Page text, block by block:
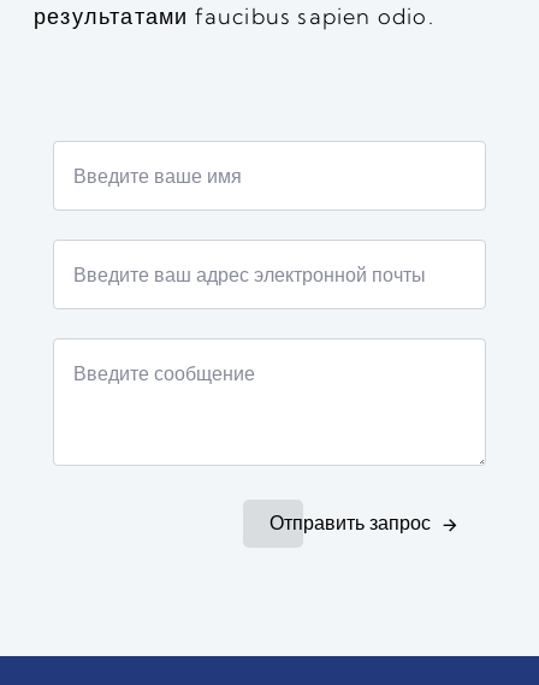
результатами faucibus sapien odio.
Отправить запрос